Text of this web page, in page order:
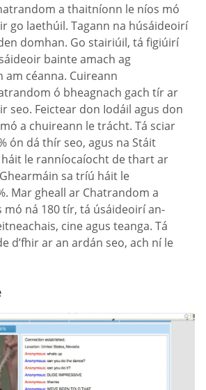
a thaitníonn le níos mó
go laethúil. Tagann na húsáideoirí
domhan. Go stairiúil, tá figiúirí
bainte amach ag
am céanna. Cuireann
ó bheagnach gach tír ar
seo. Feictear don Iodáil agus don
a chuireann le trácht. Tá sciar
ón dá thír seo, agus na Stáit
le ranníocaíocht de thart ar
sa tríú háit le
Mar gheall ar Chatrandom a
mó ná 180 tír, tá úsáideoirí an-
cine agus teanga. Tá
d’fhir ar an ardán seo, ach ní le